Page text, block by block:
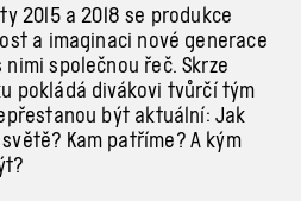
2015 a 2018 se produkce
a imaginaci nové generace
společnou řeč. Skrze
pokládá divákovi tvůrčí tým
být aktuální: Jak
Kam patříme? A kým